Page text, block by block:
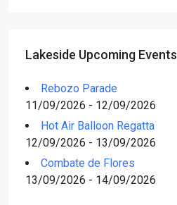
Lakeside Upcoming Events
Rebozo Parade
11/09/2026 - 12/09/2026
Hot Air Balloon Regatta
12/09/2026 - 13/09/2026
Combate de Flores
13/09/2026 - 14/09/2026